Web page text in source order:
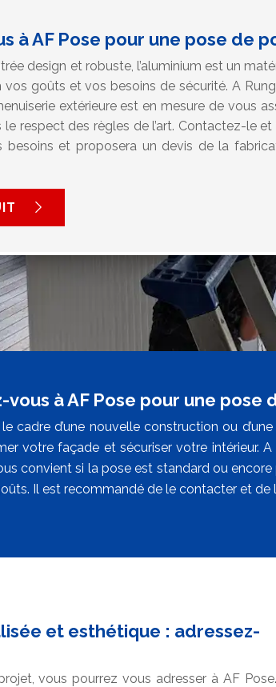
à AF Pose pour une pose de
design et robuste, l’aluminium est un
vos goûts et vos besoins de sécurité. A
extérieure est en mesure de vous
le respect des règles de l’art. Contactez-le
besoins et proposera un devis de la
vous à AF Pose pour une pose
le cadre d’une nouvelle construction ou
votre façade et sécuriser votre intérieur.
convient si la pose est standard ou
Il est recommandé de le contacter et de
et esthétique : adressez-
vous pourrez vous adresser à AF Pose.